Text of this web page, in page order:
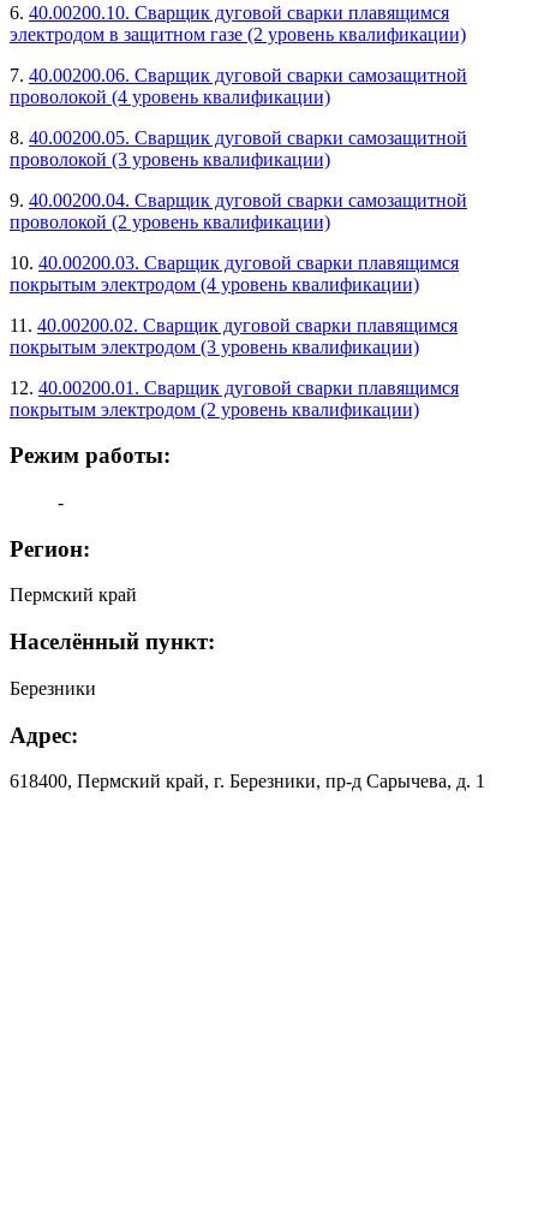
6. 40.00200.10. Сварщик дуговой сварки плавящимся
электродом в защитном газе (2 уровень квалификации)
7. 40.00200.06. Сварщик дуговой сварки самозащитной
проволокой (4 уровень квалификации)
8. 40.00200.05. Сварщик дуговой сварки самозащитной
проволокой (3 уровень квалификации)
9. 40.00200.04. Сварщик дуговой сварки самозащитной
проволокой (2 уровень квалификации)
10. 40.00200.03. Сварщик дуговой сварки плавящимся
покрытым электродом (4 уровень квалификации)
11. 40.00200.02. Сварщик дуговой сварки плавящимся
покрытым электродом (3 уровень квалификации)
12. 40.00200.01. Сварщик дуговой сварки плавящимся
покрытым электродом (2 уровень квалификации)
Режим работы:
-
Регион:
Пермский край
Населённый пункт:
Березники
Адрес:
618400, Пермский край, г. Березники, пр-д Сарычева, д. 1